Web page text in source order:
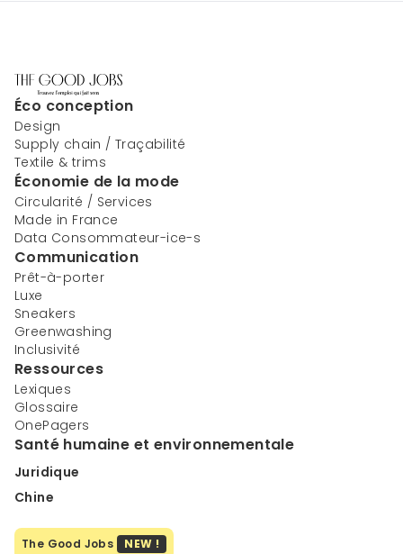
Éco conception
Design
Supply chain / Traçabilité
Textile & trims
Économie de la mode
Circularité / Services
Made in France
Data Consommateur-ice-s
Communication
Prêt-à-porter
Luxe
Sneakers
Greenwashing
Inclusivité
Ressources
Lexiques
Glossaire
OnePagers
Santé humaine et environnementale
Juridique
Chine
The Good Jobs NEW !